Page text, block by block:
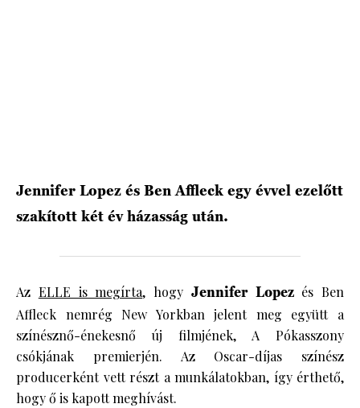
Jennifer Lopez és Ben Affleck egy évvel ezelőtt
szakított két év házasság után.
Az ELLE is megírta, hogy Jennifer Lopezés Ben
Affleck nemrég New Yorkban jelent meg együtt a
színésznő-énekesnő új filmjének, A Pókasszony
csókjának premierjén. Az Oscar-díjas színész
producerként vett részt a munkálatokban, így érthető,
hogy ő is kapott meghívást.